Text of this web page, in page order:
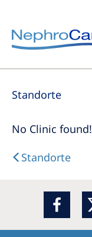
Europe
Czech Republic
Israel
Netherlands
Poland
Standorte
No Clinic found!
Standorte